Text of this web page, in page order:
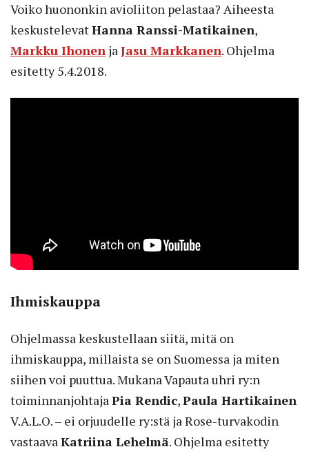
Voiko huononkin avioliiton pelastaa? Aiheesta
keskustelevatHanna Ranssi-Matikainen,
Markku Ihonen jaJasu Markkanen. Ohjelma
esitetty 5.4.2018.
Ihmiskauppa
Ohjelmassa keskustellaan siitä, mitä on
ihmiskauppa, millaista se on Suomessa ja miten
siihen voi puuttua. Mukana Vapauta uhri ry:n
toiminnanjohtajaPia Rendic,Paula Hartikainen
V.A.L.O. – ei orjuudelle ry:stä ja Rose-turvakodin
vastaavaKatriina Lehelmä. Ohjelma esitetty